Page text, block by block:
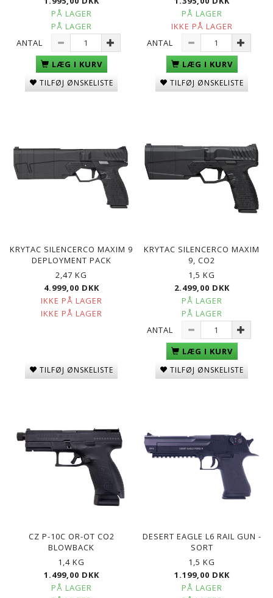
PÅ LAGER
PÅ LAGER
ANTAL
LÆG I KURV
TILFØJ ØNSKELISTE
PÅ LAGER
IKKE PÅ LAGER
ANTAL
LÆG I KURV
TILFØJ ØNSKELISTE
KRYTAC SILENCERCO MAXIM 9
DEPLOYMENT PACK
2,47 KG
4.999,00 DKK
IKKE PÅ LAGER
IKKE PÅ LAGER
TILFØJ ØNSKELISTE
KRYTAC SILENCERCO MAXIM
9, CO2
1,5 KG
2.499,00 DKK
PÅ LAGER
PÅ LAGER
ANTAL
LÆG I KURV
TILFØJ ØNSKELISTE
CZ P-10C OR-OT CO2
BLOWBACK
1,4 KG
1.499,00 DKK
PÅ LAGER
DESERT EAGLE L6 RAIL GUN -
SORT
1,5 KG
1.199,00 DKK
PÅ LAGER